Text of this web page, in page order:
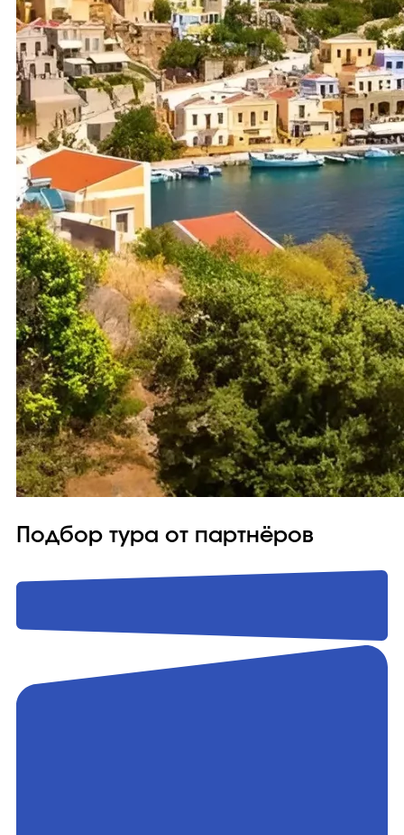
Подбор тура от партнёров